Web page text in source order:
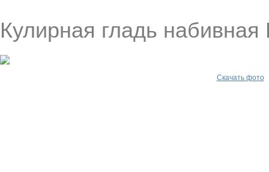
Кулирная гладь набивная
Скачать фото